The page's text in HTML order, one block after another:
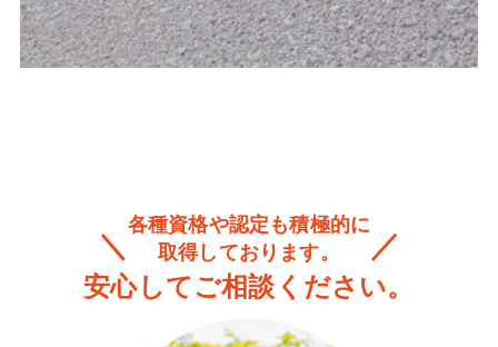
各種資格や認定も積極的に
取得しております。
安心してご相談ください。